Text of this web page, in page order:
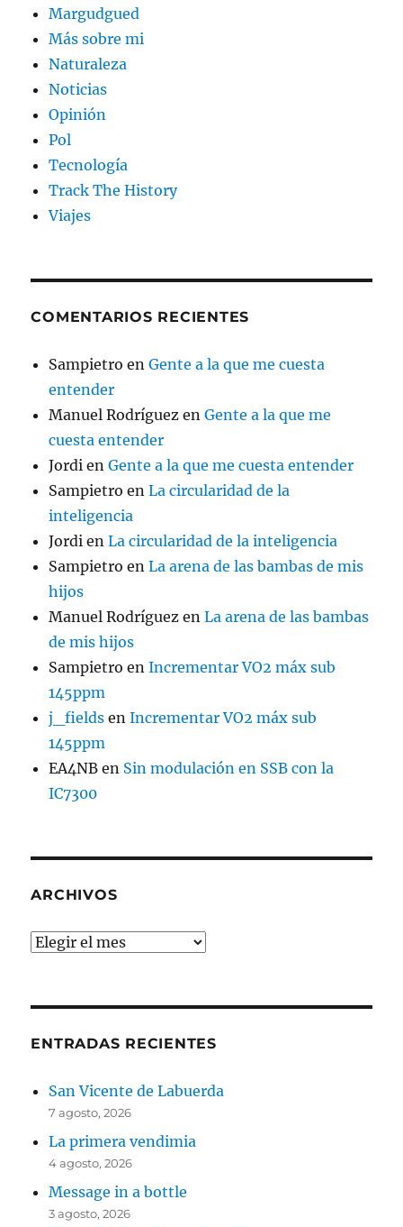
Margudgued
Más sobre mi
Naturaleza
Noticias
Opinión
Pol
Tecnología
Track The History
Viajes
COMENTARIOS RECIENTES
Sampietro enGente a la que me cuesta
entender
Manuel Rodríguez enGente a la que me
cuesta entender
Jordi enGente a la que me cuesta entender
Sampietro enLa circularidad de la
inteligencia
Jordi enLa circularidad de la inteligencia
Sampietro enLa arena de las bambas de mis
hijos
Manuel Rodríguez enLa arena de las bambas
de mis hijos
Sampietro enIncrementar VO2 máx sub
145ppm
j_fields enIncrementar VO2 máx sub
145ppm
EA4NB en Sin modulación en SSB con la
IC7300
ARCHIVOS
Archivos
ENTRADAS RECIENTES
San Vicente de Labuerda
7 agosto, 2026
La primera vendimia
4 agosto, 2026
Message in a bottle
3 agosto, 2026